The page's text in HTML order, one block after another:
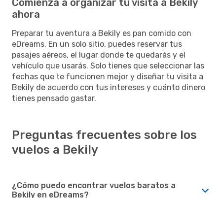
Comienza a organizar tu visita a Bekily
ahora
Preparar tu aventura a Bekily es pan comido con
eDreams. En un solo sitio, puedes reservar tus
pasajes aéreos, el lugar donde te quedarás y el
vehículo que usarás. Solo tienes que seleccionar las
fechas que te funcionen mejor y diseñar tu visita a
Bekily de acuerdo con tus intereses y cuánto dinero
tienes pensado gastar.
Preguntas frecuentes sobre los
vuelos a Bekily
¿Cómo puedo encontrar vuelos baratos a
Bekily en eDreams?